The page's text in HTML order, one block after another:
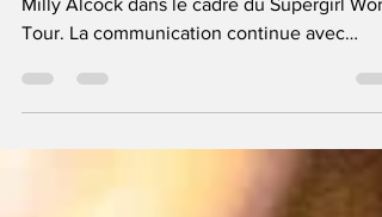
Après Rio de Janeiro, direction Londres
Milly Alcock dans le cadre du Supergirl
Tour. La communication continue avec